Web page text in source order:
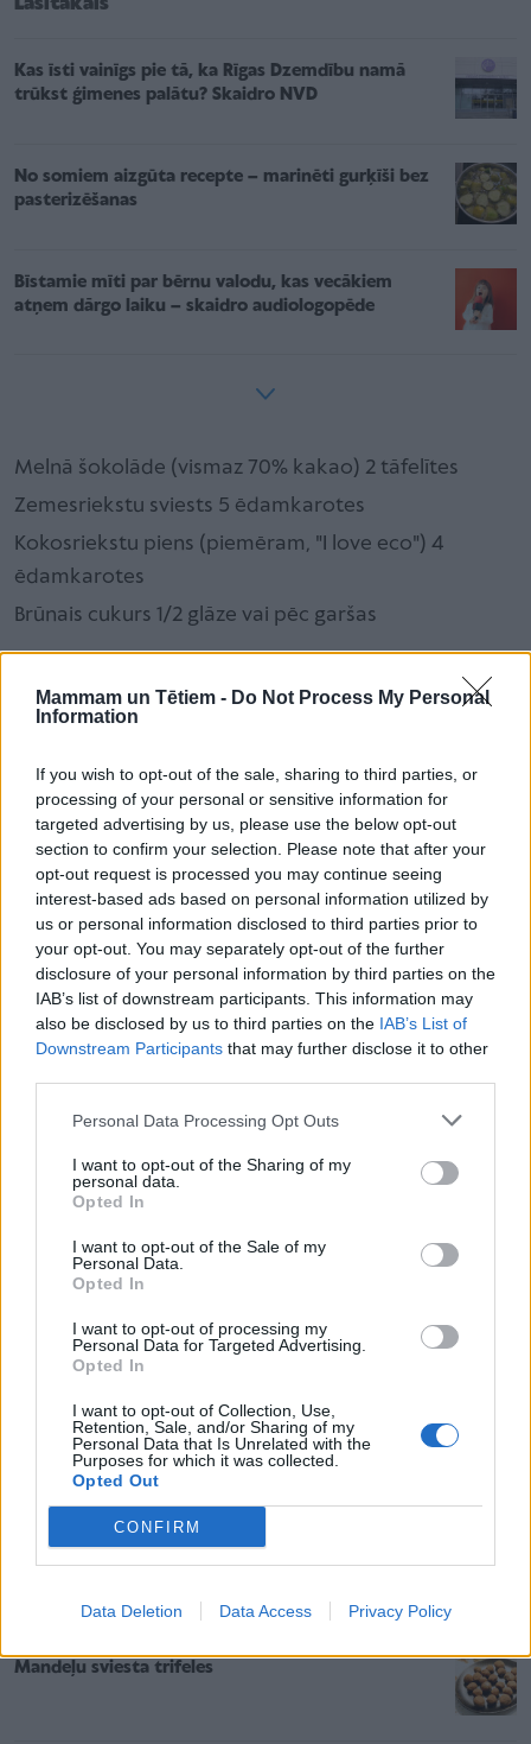
Mammam un Tētiem - Do Not Process My Personal
Information
If you wish to opt-out of the sale, sharing to third parties, or
processing of your personal or sensitive information for
targeted advertising by us, please use the below opt-out
section to confirm your selection. Please note that after your
opt-out request is processed you may continue seeing
interest-based ads based on personal information utilized by
us or personal information disclosed to third parties prior to
your opt-out. You may separately opt-out of the further
disclosure of your personal information by third parties on the
IAB’s list of downstream participants. This information may
also be disclosed by us to third parties on the IAB’s List of
Downstream Participants that may further disclose it to other
Personal Data Processing Opt Outs
I want to opt-out of the Sharing of my
personal data.
Opted In
I want to opt-out of the Sale of my
Personal Data.
Opted In
I want to opt-out of processing my
Personal Data for Targeted Advertising.
Opted In
I want to opt-out of Collection, Use,
Retention, Sale, and/or Sharing of my
Personal Data that Is Unrelated with the
Purposes for which it was collected.
Opted Out
CONFIRM
Data Deletion Data Access Privacy Policy
Kas īsti vainīgs pie tā, ka Rīgas Dzemdību namā
trūkst ģimenes palātu? Skaidro NVD
No somiem aizgūta recepte – marinēti gurķīši bez
pasterizēšanas
Bīstamie mīti par bērnu valodu, kas vecākiem
atņem dārgo laiku – skaidro audiologopēde
Melnā šokolāde (vismaz 70% kakao) 2 tāfelītes
Zemesriekstu sviests 5 ēdamkarotes
Kokosriekstu piens (piemēram, "I love eco") 4
ēdamkarotes
Brūnais cukurs 1/2 glāze vai pēc garšas
Gatavošana:
1) Salauz šokolādi gabalos un kopā ar
bļodiņā.
2) Šo trauku liec lielākā katlā, kurā ir uzkarsēts
ūdens. Vāri ūdeni uz mazas uguns, līdz visas
sastāvdaļas sakūst kopā.
3) Izkusušo masu rūpīgi sajauc un liec ledusskapī
dzesēties.
4) Kad masa atdzisusi tā, ka no tās var veidot
bumbiņas, veido trifeles.
Dateļu - indijas riekstu trifeles. Recepte ar 4
sastāvdaļām
Šokolādes trifeles. Visvieglākā recepte
Mandeļu sviesta trifeles